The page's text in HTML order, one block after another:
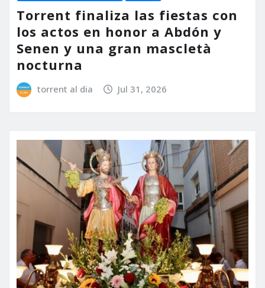
Torrent finaliza las fiestas con
los actos en honor a Abdón y
Senen y una gran mascletà
nocturna
torrent al dia Jul 31, 2026